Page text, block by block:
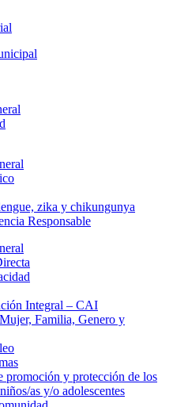
zika y chikungunya
Responsable
Integral – CAI
Familia, Genero y
promoción y protección de los
as y/o adolescentes